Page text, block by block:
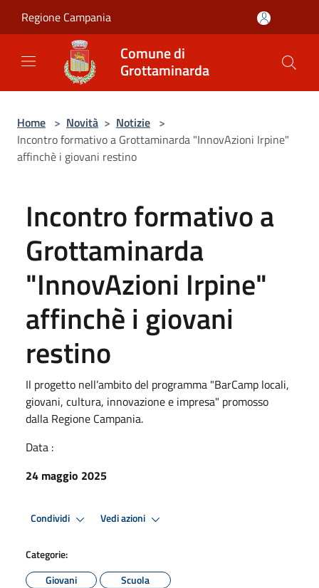
Regione Campania
Comune di
Grottaminarda
Home > Novità > Notizie >
Incontro formativo a Grottaminarda "InnovAzioni Irpine"
affinchè i giovani restino
Incontro formativo a
Grottaminarda
"InnovAzioni Irpine"
affinchè i giovani
restino
Il progetto nell’ambito del programma "BarCamp locali,
giovani, cultura, innovazione e impresa" promosso
dalla Regione Campania.
Data :
24 maggio 2025
Condividi Vedi azioni
Categorie:
Giovani
Scuola